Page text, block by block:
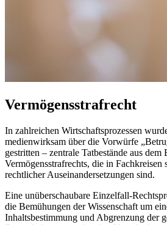
Vermögensstrafrecht
In zahlreichen Wirtschaftsprozessen
medienwirksam über die Vorwürfe
gestritten – zentrale Tatbestände aus dem
Vermögensstrafrechts, die in Fachkreisen
rechtlicher Auseinandersetzungen sind.
Eine unüberschaubare Einzelfall-
die Bemühungen der Wissenschaft um
Inhaltsbestimmung und Abgrenzung der